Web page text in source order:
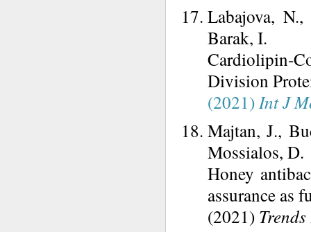
Labajova,
Barak, I.
Cardiolipin-
Division
(2021)Int J
Majtan, J.,
Mossialos, D.
Honey
assurance as
(2021)